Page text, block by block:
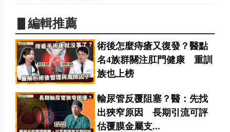
▋編輯推薦
術後怎麼痔瘡又復發？醫點
名4族群關注肛門健康 重訓
族也上榜
輸尿管反覆阻塞？醫：先找
出狹窄原因 長期引流可評
估覆膜金屬支...